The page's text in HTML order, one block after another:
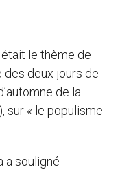
était le thème de
deux jours de
de la
sur « le populisme
a souligné